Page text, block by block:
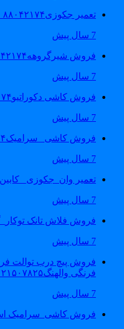
تعمیر جکوزی۸۸۰۴۲۱۷۴_فروش وان جکوزی
فروش شیرگروهه۸۸۰۴۲۱۷۴_تعمیر شیرگروهه
فروش کاشی دکوراتیو۸۸۰۴۲۱۷۴_فروش کاشی بین کابینتی
فروش کاشی _سرامیک۸۸۰۴۲۱۷۴
تعمیر وان_جکوزی_ کابین
فروش فلاش تانک
فروش پیچ درب توالت
فرنگی والهنگ۰۹۱۲۱۵۰۷۸۲۵
فروش کاشی_سرامیک استخر